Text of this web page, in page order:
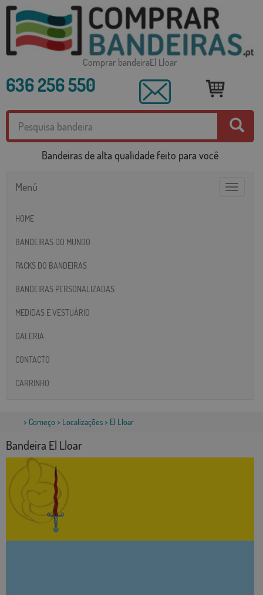
Comprar bandeiraEl Lloar
636 256 550
Bandeiras de alta qualidade feito para você
Toggle
Menú
HOME
BANDEIRAS DO MUNDO
PACKS DO BANDEIRAS
BANDEIRAS PERSONALIZADAS
MEDIDAS E VESTUÁRIO
GALERIA
CONTACTO
CARRINHO
> Começo > Localizações> El Lloar
Bandeira El Lloar